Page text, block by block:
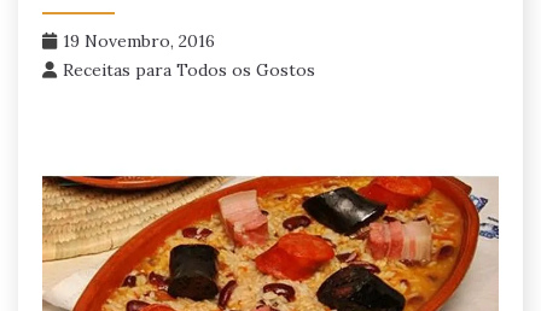
19 Novembro, 2016
Receitas para Todos os Gostos